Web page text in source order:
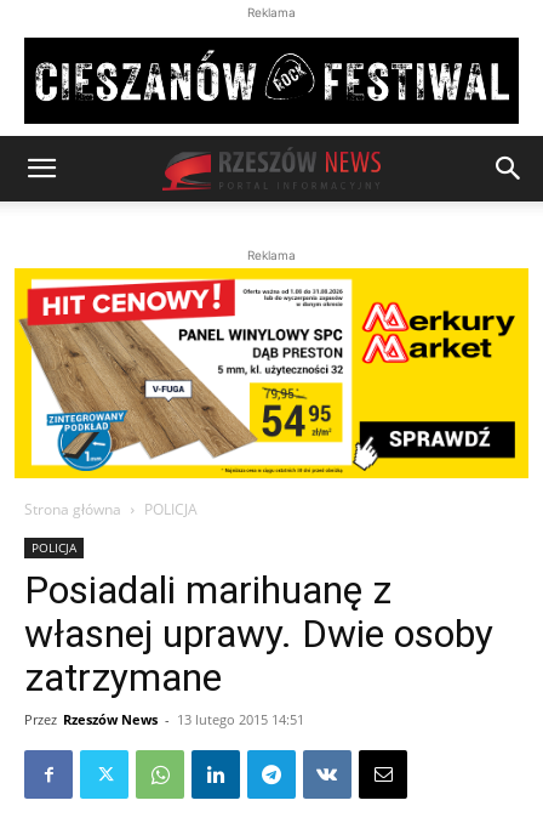
Reklama
Reklama
Strona główna POLICJA
POLICJA
Posiadali marihuanę z
własnej uprawy. Dwie osoby
zatrzymane
Przez Rzeszów News - 13 lutego 2015 14:51